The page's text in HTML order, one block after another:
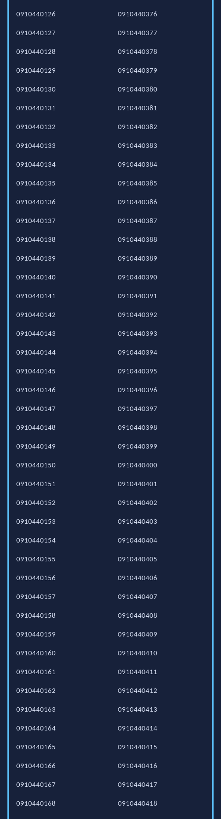
0910440126
0910440127
0910440128
0910440129
0910440130
0910440131
0910440132
0910440133
0910440134
0910440135
0910440136
0910440137
0910440138
0910440139
0910440140
0910440141
0910440142
0910440143
0910440144
0910440145
0910440146
0910440147
0910440148
0910440149
0910440150
0910440151
0910440152
0910440153
0910440154
0910440155
0910440156
0910440157
0910440158
0910440159
0910440160
0910440161
0910440162
0910440163
0910440164
0910440165
0910440166
0910440167
0910440168
0910440376
0910440377
0910440378
0910440379
0910440380
0910440381
0910440382
0910440383
0910440384
0910440385
0910440386
0910440387
0910440388
0910440389
0910440390
0910440391
0910440392
0910440393
0910440394
0910440395
0910440396
0910440397
0910440398
0910440399
0910440400
0910440401
0910440402
0910440403
0910440404
0910440405
0910440406
0910440407
0910440408
0910440409
0910440410
0910440411
0910440412
0910440413
0910440414
0910440415
0910440416
0910440417
0910440418